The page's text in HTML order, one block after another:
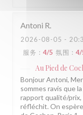
Antoni R
2026-08-05 -
服务 : 4/5 氛围 : 4/
Au Pied de
Bonjour Antoni,
sommes ravis que
rapport qualité/
réfléchit. On